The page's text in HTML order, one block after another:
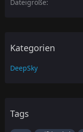
Dateigröße
Kategorien
DeepSky
Tags